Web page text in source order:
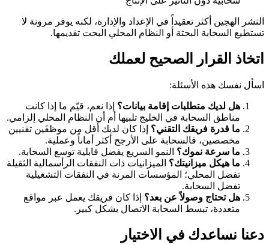
النشر الهجين أكثر تعقيداً في الإعداد والإدارة، لكنه يوفر مرونة لا
تستطيع السحابة البحتة أو النظام المحلي البحت تقديمها.
اتخاذ القرار الصحيح لعملك
اسأل نفسك هذه الأسئلة:
هل لديك متطلبات إقامة بيانات؟ إذا نعم، قيّم ما إذا كانت
مناطق السحابة في الخليج تلبيها أم أن النظام المحلي إلزامي.
ما قدرة فريقك التقني؟ إذا كان لديك أقل من موظفَين تقنيين
مخصصين، فالسحابة على الأرجح أكثر أماناً وعملية.
ما سرعة نموك؟ النمو السريع يفضل قابلية توسع السحابة.
ما هيكل ميزانيتك؟ الميزانيات ذات النفقات الرأسمالية الثقيلة
تفضل المحلي؛ المؤسسات المرنة في النفقات التشغيلية
تفضل السحابة.
هل تحتاج وصولاً عن بعد؟ إذا كان فريقك يعمل عبر مواقع
متعددة، تبسط السحابة الاتصال بشكل كبير.
دعنا نساعدك في الاختيار